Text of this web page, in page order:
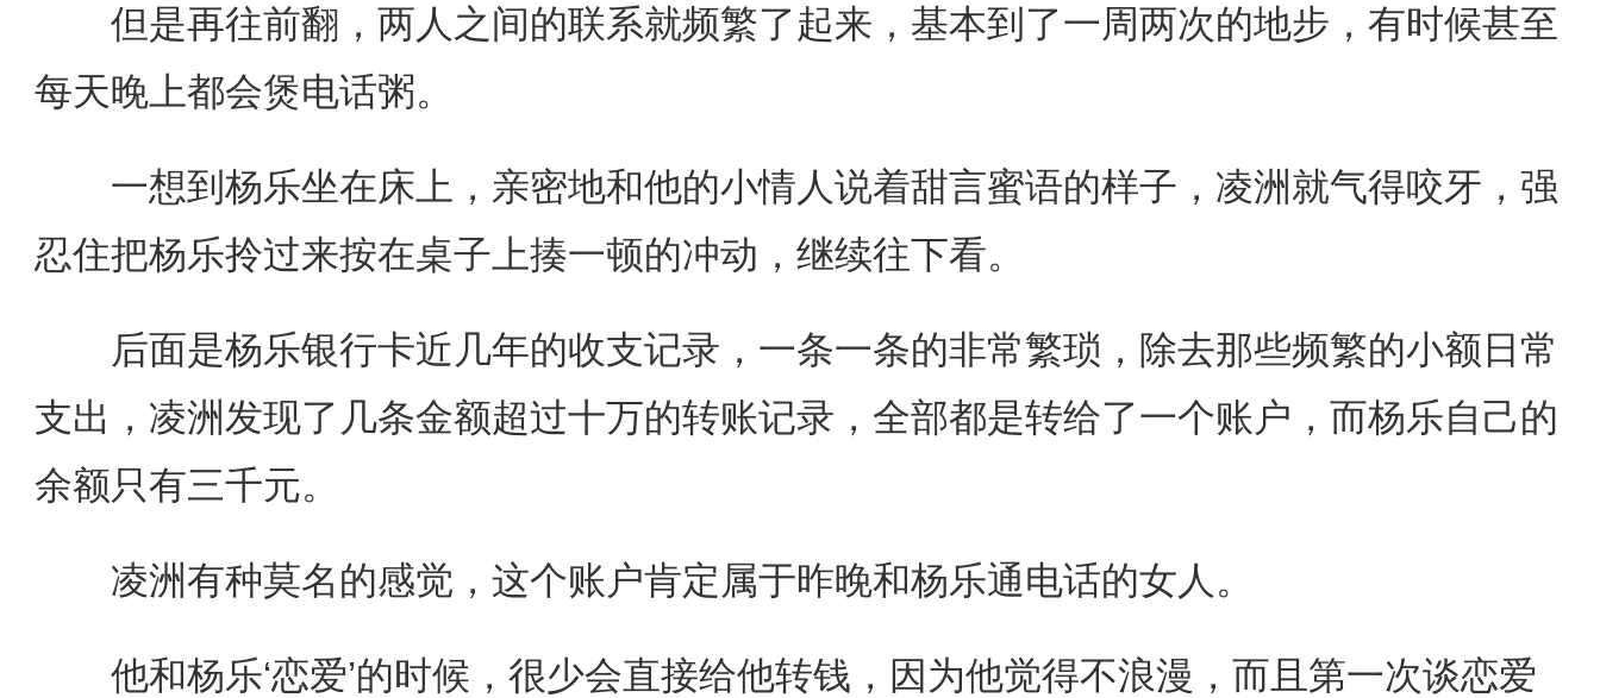
但是再往前翻，两人之间的联系就频繁了起来，基本到了一周两次的地步，有时候甚至
每天晚上都会煲电话粥。
一想到杨乐坐在床上，亲密地和他的小情人说着甜言蜜语的样子，凌洲就气得咬牙，强
忍住把杨乐拎过来按在桌子上揍一顿的冲动，继续往下看。
后面是杨乐银行卡近几年的收支记录，一条一条的非常繁琐，除去那些频繁的小额日常
支出，凌洲发现了几条金额超过十万的转账记录，全部都是转给了一个账户，而杨乐自己的
余额只有三千元。
凌洲有种莫名的感觉，这个账户肯定属于昨晚和杨乐通电话的女人。
他和杨乐‘恋爱’的时候，很少会直接给他转钱，因为他觉得不浪漫，而且第一次谈恋爱